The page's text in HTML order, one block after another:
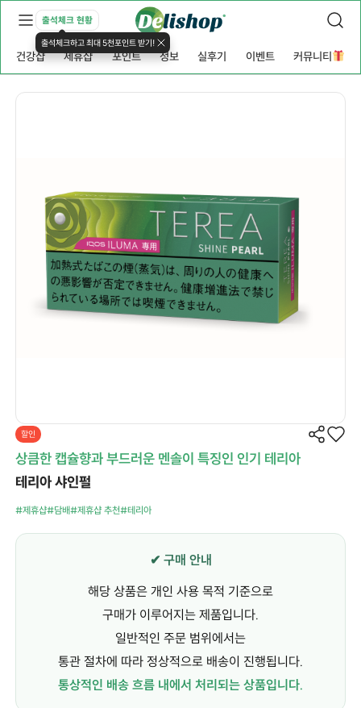
출석체크 현황
출석체크하고 최대 5천포인트 받기!
건강샵 제휴샵 포인트 정보 실후기 이벤트 커뮤니티
할인
상큼한 캡슐향과 부드러운 멘솔이 특징인 인기 테리아
테리아 샤인펄
#제휴샵#담배#제휴샵 추천#테리아
✔ 구매 안내
해당 상품은 개인 사용 목적 기준으로
구매가 이루어지는 제품입니다.
일반적인 주문 범위에서는
통관 절차에 따라 정상적으로 배송이 진행됩니다.
통상적인 배송 흐름 내에서 처리되는 상품입니다.